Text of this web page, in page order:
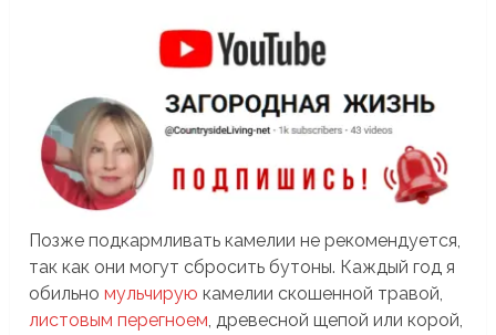
Позже подкармливать камелии не рекомендуется,
так как они могут сбросить бутоны. Каждый год я
обильномульчирую камелии скошенной травой,
листовым перегноем, древесной щепой или корой,